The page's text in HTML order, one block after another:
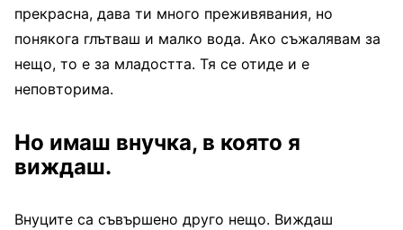
прекрасна, дава ти много преживявания, но
понякога глътваш и малко вода. Ако съжалявам за
нещо, то е за младостта. Тя се отиде и е
неповторима.
Но имаш внучка, в която я
виждаш.
Внуците са съвършено друго нещо. Виждаш